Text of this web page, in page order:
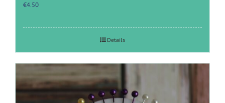
€4.50
Details